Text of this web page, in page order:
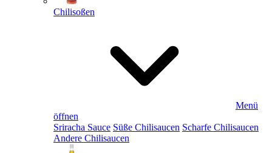
Chilisoßen
Menü
öffnen
Sriracha Sauce Süße Chilisaucen Scharfe Chilisaucen
Andere Chilisaucen